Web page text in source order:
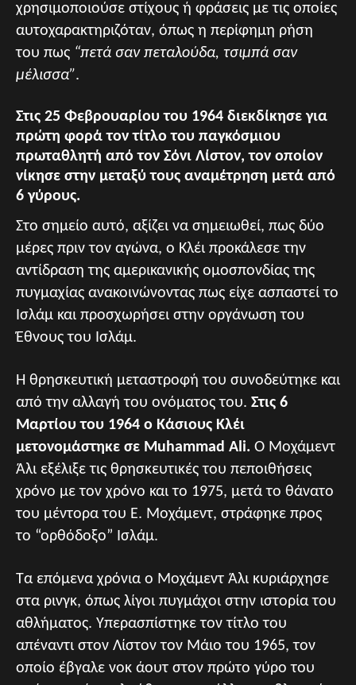
χρησιμοποιούσε στίχους ή φράσεις με τις οποίες
αυτοχαρακτηριζόταν, όπως η περίφημη ρήση
του πως “πετά σαν πεταλούδα, τσιμπά σαν
μέλισσα”.
Στις 25 Φεβρουαρίου του 1964 διεκδίκησε για
πρώτη φορά τον τίτλο του παγκόσμιου
πρωταθλητή από τον Σόνι Λίστον, τον οποίον
νίκησε στην μεταξύ τους αναμέτρηση μετά από
6 γύρους.
Στο σημείο αυτό, αξίζει να σημειωθεί, πως δύο
μέρες πριν τον αγώνα, ο Κλέι προκάλεσε την
αντίδραση της αμερικανικής ομοσπονδίας της
πυγμαχίας ανακοινώνοντας πως είχε ασπαστεί το
Ισλάμ και προσχωρήσει στην οργάνωση του
Έθνους του Ισλάμ.
Η θρησκευτική μεταστροφή του συνοδεύτηκε και
από την αλλαγή του ονόματος του. Στις 6
Μαρτίου του 1964 ο Κάσιους Κλέι
μετονομάστηκε σε Muhammad Ali. Ο Μοχάμεντ
Άλι εξέλιξε τις θρησκευτικές του πεποιθήσεις
χρόνο με τον χρόνο και το 1975, μετά το θάνατο
του μέντορα του Ε. Μοχάμεντ, στράφηκε προς
το “ορθόδοξο” Ισλάμ.
Τα επόμενα χρόνια ο Μοχάμεντ Άλι κυριάρχησε
στα ρινγκ, όπως λίγοι πυγμάχοι στην ιστορία του
αθλήματος. Υπερασπίστηκε τον τίτλο του
απέναντι στον Λίστον τον Μάιο του 1965, τον
οποίο έβγαλε νοκ άουτ στον πρώτο γύρο του